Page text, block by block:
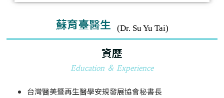
蘇育臺醫生 (Dr. Su Yu Tai)
資歷
Education ＆ Experience
台灣醫美暨再生醫學安規發展協會秘書長